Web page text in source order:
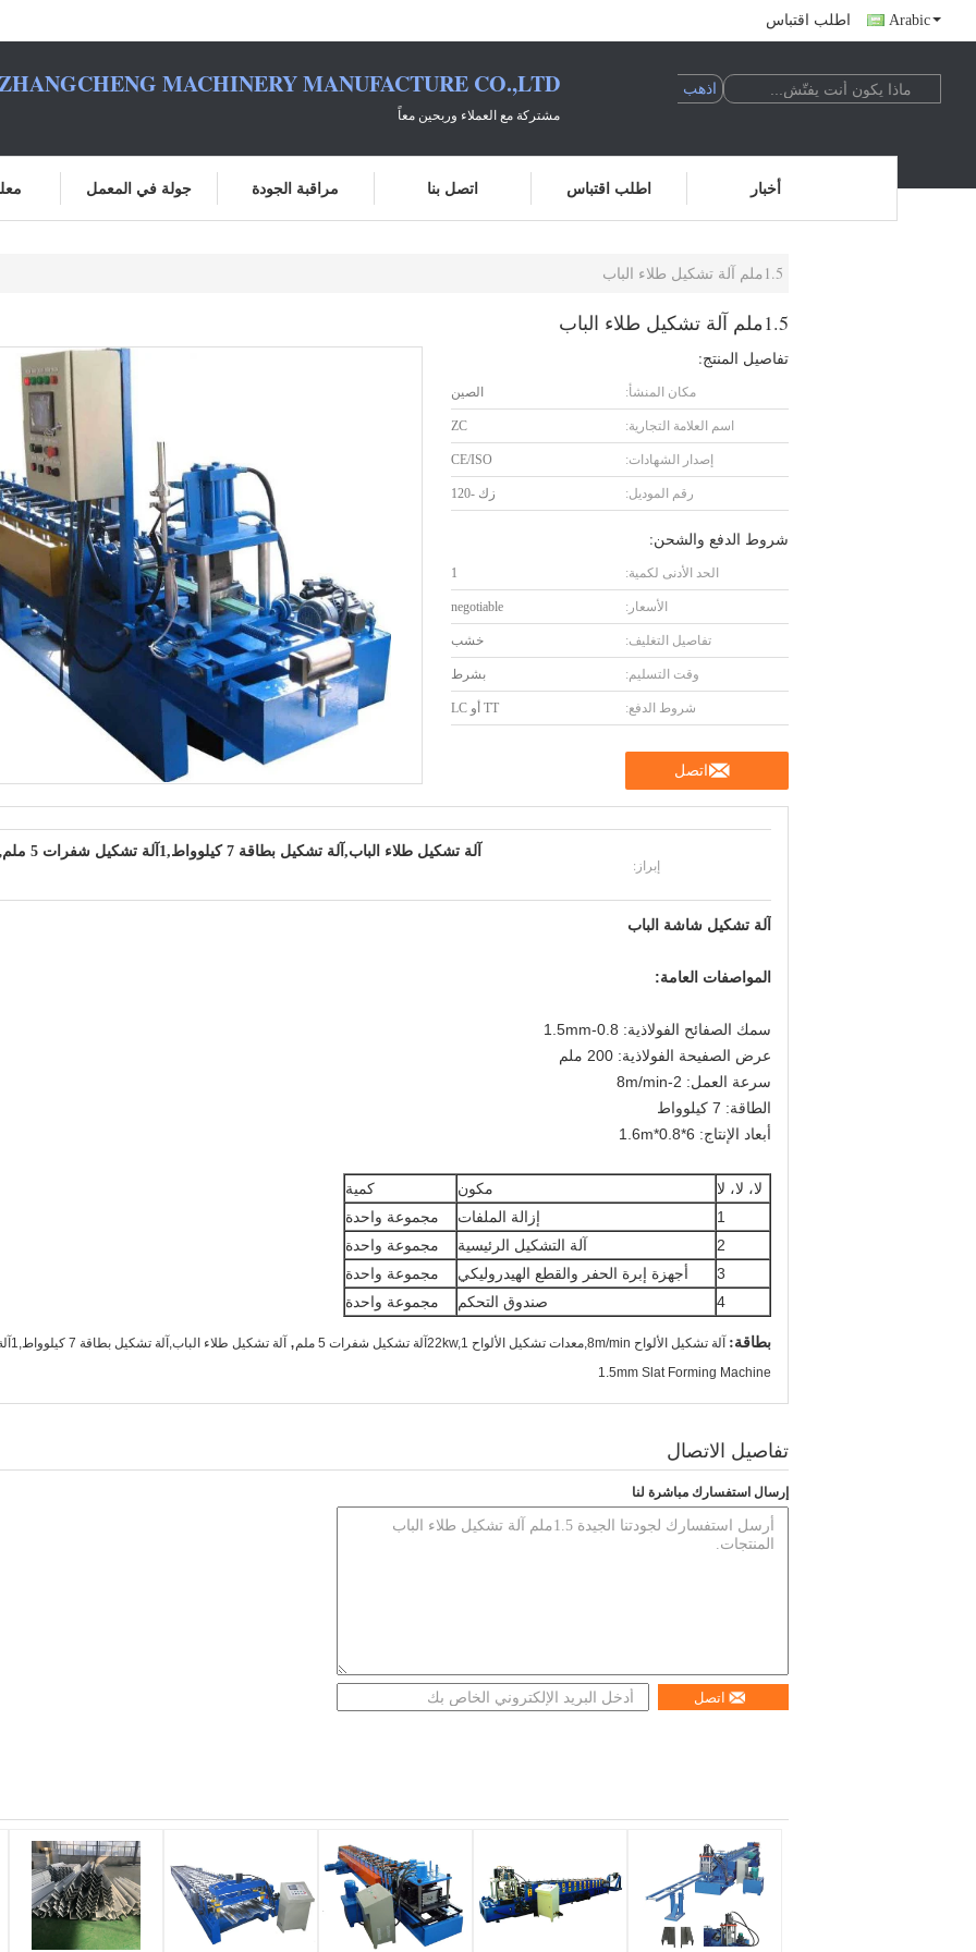
اطلب اقتباس Arabic
MACHINERY MANUFACTURE CO.,LTD
مشتركة مع العملاء وربحين معاً
جولة في المعمل مراقبة الجودة اتصل بنا اطلب اقتباس أخبار
1.5ملم آلة تشكيل طلاء الباب
1.5ملم آلة تشكيل طلاء الباب
تفاصيل المنتج:
مكان المنشأ: الصين
اسم العلامة التجارية: ZC
إصدار الشهادات: CE/ISO
رقم الموديل: زك -120
شروط الدفع والشحن:
الحد الأدنى لكمية: 1
الأسعار: negotiable
تفاصيل التغليف: خشب
وقت التسليم: بشرط
شروط الدفع: TT أو LC
اتصل
إبراز:
آلة تشكيل طلاء الباب,آلة تشكيل بطاقة 7 كيلوواط,1آلة تشكيل شفرات 5 ملم
آلة تشكيل شاشة الباب
المواصفات العامة:
سمك الصفائح الفولاذية: 0.8-1.5mm
عرض الصفيحة الفولاذية: 200 ملم
سرعة العمل: 2-8m/min
الطاقة: 7 كيلوواط
أبعاد الإنتاج: 6*0.8*1.6m
لا، لا، لا مكون
كمية
1
إزالة الملفات
مجموعة واحدة
2
آلة التشكيل الرئيسية
مجموعة واحدة
3
أجهزة إبرة الحفر والقطع الهيدروليكي
مجموعة واحدة
4
صندوق التحكم مجموعة واحدة
بطاقة: آلة تشكيل الألواح 8m/min,معدات تشكيل الألواح 22kw,1آلة تشكيل شفرات 5 ملم , آلة تشكيل طلاء الباب,آلة تشكيل بطاقة 7 كيلوواط,1آلة تشكيل شفرات 5 ملم
1.5mm Slat Forming Machine
تفاصيل الاتصال
إرسال استفسارك مباشرة لنا
اتصل